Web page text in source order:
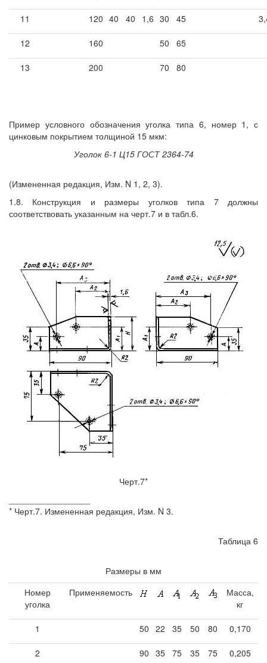
11 120 40 40 1,6 30 45
12 160 50 65
13 200 70 80
Пример условного обозначения уголка типа 6, номер 1, с
цинковым покрытием толщиной 15 мкм:
Уголок 6-1 Ц15 ГОСТ 2364-74
(Измененная редакция, Изм. N 1, 2, 3).
1.8. Конструкция и размеры уголков типа 7 должны
соответствовать указанным на черт.7 и в табл.6.
Черт.7*
* Черт.7. Измененная редакция, Изм. N 3.
Таблица 6
Размеры в мм
Номер
уголка
Применяемость
Масса,
кг
1 50 22 35 50 80 0,170
2 90 35 75 35 75 0,205